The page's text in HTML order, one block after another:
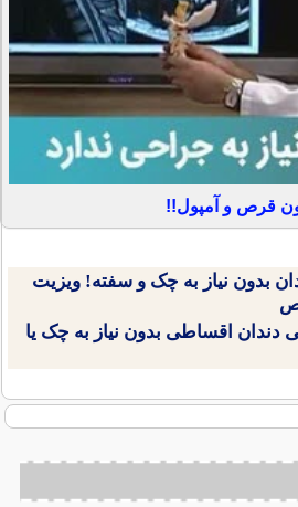
قرص و آمپول!!
بدون نیاز به چک و سفته! ویزیت
دندان اقساطی بدون نیاز به چک یا